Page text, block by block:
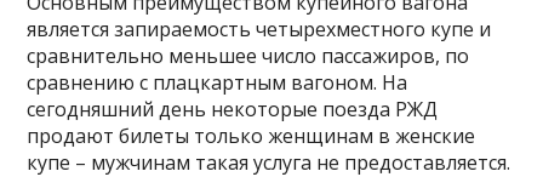
является запираемость четырехместного купе и
сравнительно меньшее число пассажиров, по
сравнению с плацкартным вагоном. На
сегодняшний день некоторые поезда РЖД
продают билеты только женщинам в женские
купе – мужчинам такая услуга не предоставляется.